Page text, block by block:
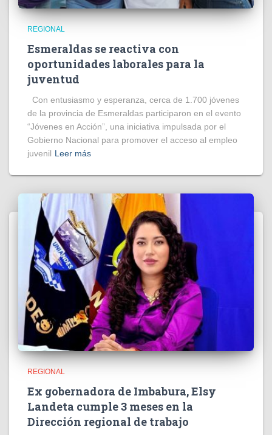
REGIONAL
Esmeraldas se reactiva con
oportunidades laborales para la
juventud
Con entusiasmo y esperanza, cerca de 1.700 jóvenes
de la provincia de Esmeraldas participaron en el evento
“Jóvenes en Acción”, una iniciativa impulsada por el
Gobierno Nacional para promover el acceso al empleo
juvenil Leer más
REGIONAL
Ex gobernadora de Imbabura, Elsy
Landeta cumple 3 meses en la
Dirección regional de trabajo